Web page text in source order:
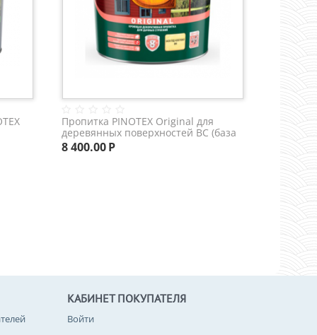
Пропитка PINOTEX Original для
деревянных поверхностей BC (база
под колеровку) 9 л.
8 400.00 Р
КАБИНЕТ ПОКУПАТЕЛЯ
Войти